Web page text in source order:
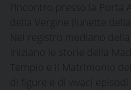
l’Incontro presso la Porta
della Vergine (lunette
Nel registro mediano della
iniziano le storie della
Tempio e il Matrimonio
di figure e di vivaci episodi